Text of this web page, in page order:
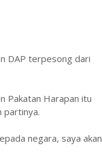
DAP terpesong dari
Pakatan Harapan itu
partinya.
negara, saya akan